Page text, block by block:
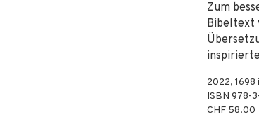
Zum
Bibeltext
2022, 1698
ISBN 978-
CHF 58.00